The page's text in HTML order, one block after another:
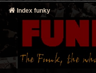
Index funky